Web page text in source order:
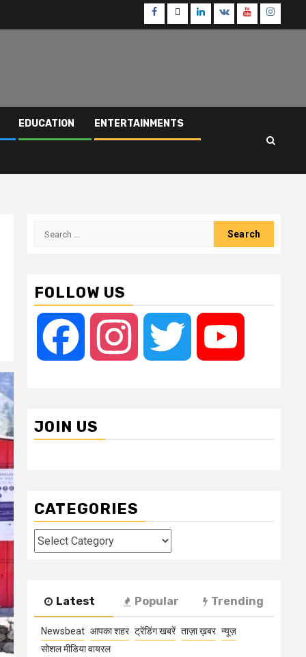
Facebook
TwitterLinkedin
VK Youtube
EDUCATION ENTERTAINMENTS
Search
FOLLOW US
Facebook Instagram Twitter
JOIN US
CATEGORIES
Categories
Latest Popular Trending
Newsbeat आपका शहर ट्रेंडिंग खबरें ताज़ा ख़बर न्यूज़
सोशल मीडिया वायरल